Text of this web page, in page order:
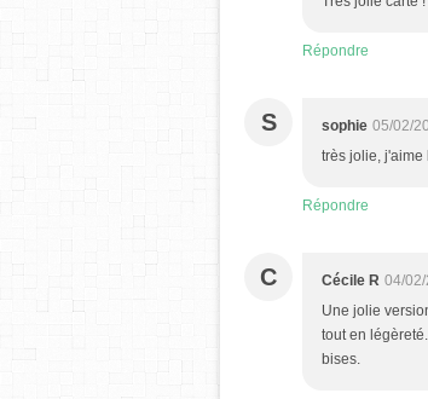
Répondre
S sophie 05/02/
très jolie, j'aime
Répondre
C Cécile R 04/
Une jolie
tout en
bises.